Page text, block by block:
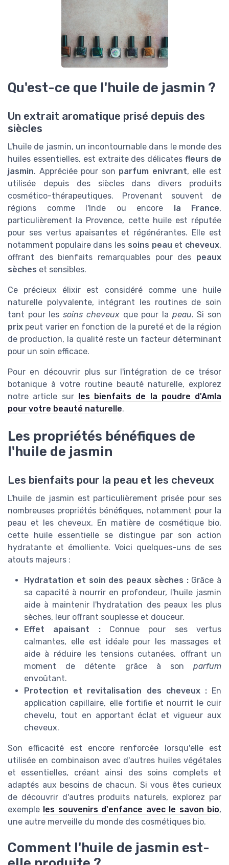
Qu'est-ce que l'huile de jasmin ?
Un extrait aromatique prisé depuis des
siècles
L'huile de jasmin, un incontournable dans le monde des
huiles essentielles, est extraite des délicatesfleurs de
jasmin. Appréciée pour son parfum enivrant, elle est
utilisée depuis des siècles dans divers produits
cosmético-thérapeutiques. Provenant souvent de
régions comme l'Inde ou encore la France,
particulièrement la Provence, cette huile est réputée
pour ses vertus apaisantes et régénérantes. Elle est
notamment populaire dans les soins peau et cheveux,
offrant des bienfaits remarquables pour des peaux
sèches et sensibles.
Ce précieux élixir est considéré comme une huile
naturelle polyvalente, intégrant les routines de soin
tant pour lessoins cheveuxque pour la peau. Si son
prix peut varier en fonction de la pureté et de la région
de production, la qualité reste un facteur déterminant
pour un soin efficace.
Pour en découvrir plus sur l'intégration de ce trésor
botanique à votre routine beauté naturelle, explorez
notre article sur les bienfaits de la poudre d'Amla
pour votre beauté naturelle.
Les propriétés bénéfiques de
l'huile de jasmin
Les bienfaits pour la peau et les cheveux
L'huile de jasmin est particulièrement prisée pour ses
nombreuses propriétés bénéfiques, notamment pour la
peau et les cheveux. En matière de cosmétique bio,
cette huile essentielle se distingue par son action
hydratante et émolliente. Voici quelques-uns de ses
atouts majeurs :
Hydratation et soin des peaux sèches :Grâce à
sa capacité à nourrir en profondeur, l'huile jasmin
aide à maintenir l'hydratation des peaux les plus
sèches, leur offrant souplesse et douceur.
Effet apaisant :Connue pour ses vertus
calmantes, elle est idéale pour les massages et
aide à réduire les tensions cutanées, offrant un
moment de détente grâce à son parfum
envoûtant.
Protection et revitalisation des cheveux :En
application capillaire, elle fortifie et nourrit le cuir
chevelu, tout en apportant éclat et vigueur aux
cheveux.
Son efficacité est encore renforcée lorsqu'elle est
utilisée en combinaison avec d'autres huiles végétales
et essentielles, créant ainsi des soins complets et
adaptés aux besoins de chacun. Si vous êtes curieux
de découvrir d'autres produits naturels, explorez par
exemple les souvenirs d'enfance avec le savon bio,
une autre merveille du monde des cosmétiques bio.
Comment l'huile de jasmin est-